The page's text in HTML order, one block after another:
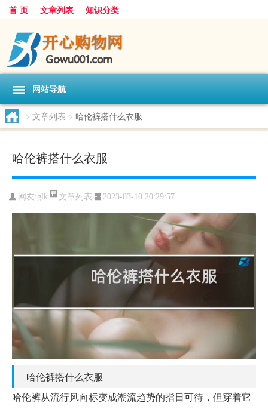
首 页 文章列表 知识分类
网站导航
> 文章列表 > 哈伦裤搭什么衣服
哈伦裤搭什么衣服
网友:glk 文章列表 2023-03-10 20:29:57
哈伦裤搭什么衣服
哈伦裤从流行风向标变成潮流趋势的指日可待，但穿着它